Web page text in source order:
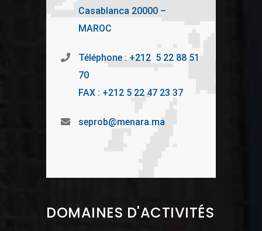
Casablanca 20000 –
MAROC
Téléphone : +212 5 22 88 51
70
FAX : +212 5 22 47 23 37
seprob@menara.ma
DOMAINES D'ACTIVITÉS